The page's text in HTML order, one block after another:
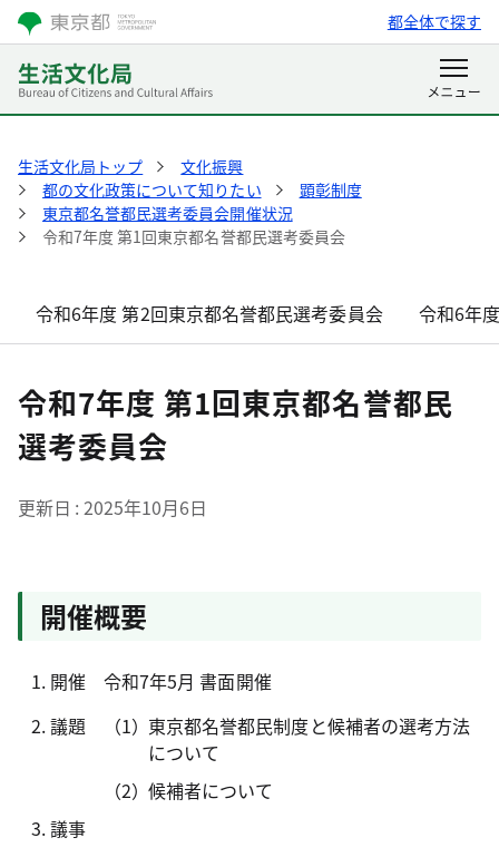
都全体で探す
生活文化局トップ
文化振興
都の文化政策について知りたい
顕彰制度
東京都名誉都民選考委員会開催状況
令和7年度 第1回東京都名誉都民選考委員会
令和6年度 第2回東京都名誉都民選考委員会 令和6年
令和7年度 第1回東京都名誉都民
選考委員会
更新日 2025年10月6日
開催概要
開催
令和7年5月 書面開催
議題
東京都名誉都民制度と候補者の選考方法
について
候補者について
議事